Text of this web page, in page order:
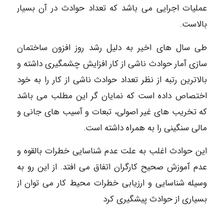
عملیات اجرایی می باشد که تعداد حوادث در آن بسیار
بالاست.
طی سال های اخیر به دلیل رشد روز افزون ساختمان
سازی آمار حوادث ناشی از کار افزایش چشمگیری داشته و
بالاترین رتبه از نظر تعداد حوادث ناشی از کار را به خود
اختصاص داده است که نمایان گر این مطلب می باشد
که تخریب های غیر اصولی، تبعات و آسیب های جانی و
مالی سنگینی را به همراه داشته است.
این حوادث اغلب به علت عدم شناسایی خطرات بالقوه و
عدم آموزش صحیح کارگران اتفاق می افتد. از این رو به
وسیله شناسایی و ارزیابی خطرات محیط کار می توان از
بسیاری از حوادث پیشگیری کرد